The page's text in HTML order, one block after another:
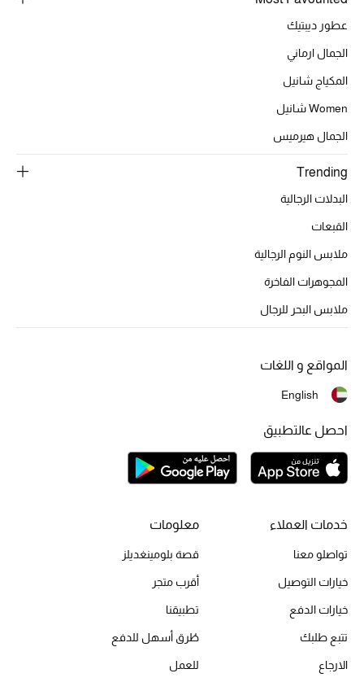
الحب للمحلي
الملابس الرياضية النسائية
تشكيلة الأعراس
حقائب وأحذية متطابقة
هدايا للنساء
جميع الملابس النسائية
جميع الحقائب النسائية
جميع الإكسسورات النسائية
موضة نسائية
تسوقوا للنساء
الموسم الجديد
الحقائب النسائية
دليل ملتزمات الحقائب
عطور ديبتيك
الجمال ارماني
المكياج شانيل
Women شانيل
الجمال هيرميس
Trending
البدلات الرجالية
القبعات
ملابس النوم الرجالية
المجوهرات الفاخرة
ملابس البحر للرجال
خدمات العملاء
تواصلو معنا
خيارات التوصيل
خيارات الدفع
تتبع طلبك
الارجاع
معلومات
قصة بلومينغديلز
أقرب متجر
تطبيقنا
طُرق أسهل للدفع
للعمل
المواقع و اللغات
English
احصل عالتطبيق